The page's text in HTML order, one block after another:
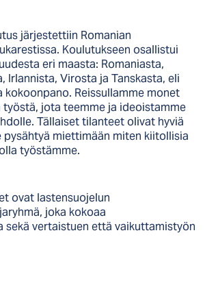
järjestettiin Romanian
Koulutukseen osallistui
eri maasta: Romaniasta,
Irlannista, Virosta ja Tanskasta, eli
kokoonpano. Reissullamme monet
jota teemme ja ideoistamme
Tällaiset tilanteet olivat hyviä
pysähtyä miettimään miten kiitollisia
työstämme.
ovat lastensuojelun
joka kokoaa
sekä vertaistuen että vaikuttamistyön